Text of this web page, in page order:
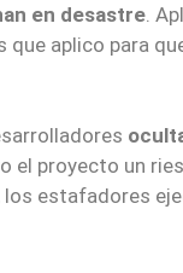
en desastre .
aplico para
el proyecto un
los estafadores